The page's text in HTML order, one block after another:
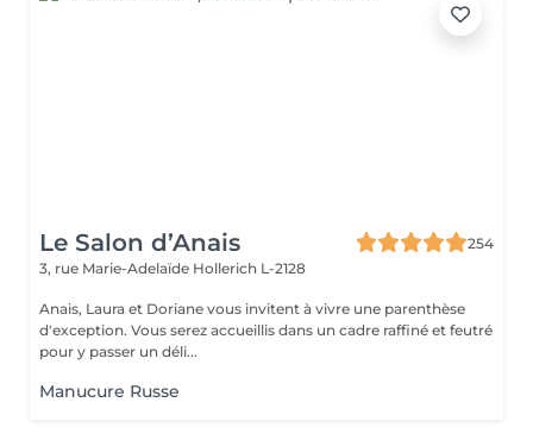
Le Salon d’Anais
254
3, rue Marie-Adelaïde Hollerich L-2128
Anais, Laura et Doriane vous invitent à vivre une parenthèse
d'exception. Vous serez accueillis dans un cadre raffiné et feutré
pour y passer un déli...
Manucure Russe